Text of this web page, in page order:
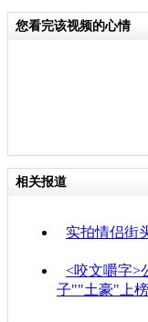
您看完该视频的心情
相关报道
实拍情侣街
<咬文嚼字>
子""土豪"上榜